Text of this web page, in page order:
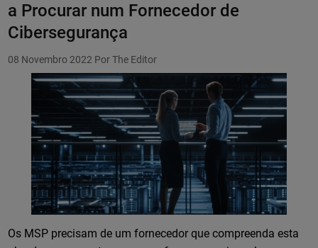
a Procurar num Fornecedor de
Cibersegurança
08 Novembro 2022 Por The Editor
Os MSP precisam de um fornecedor que compreenda esta